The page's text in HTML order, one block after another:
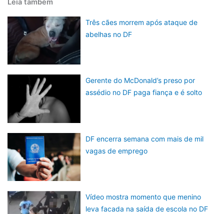
Três cães morrem após ataque de
abelhas no DF
Gerente do McDonald’s preso por
assédio no DF paga fiança e é solto
DF encerra semana com mais de mil
vagas de emprego
Vídeo mostra momento que menino
leva facada na saída de escola no DF